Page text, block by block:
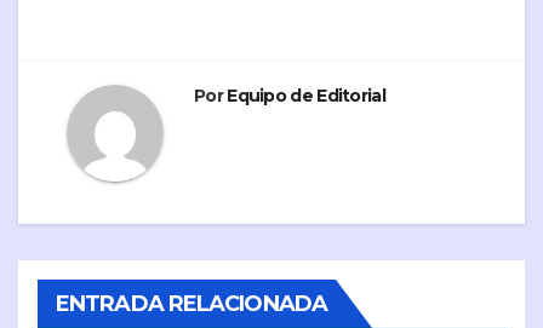
PorEquipo de Editorial
ENTRADA RELACIONADA